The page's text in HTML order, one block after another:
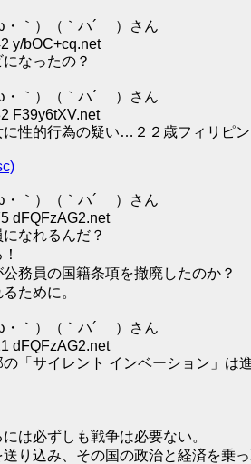
・｀）（｀ハ´ ）さん
y/bOC+cq.net
なったの？
・｀）（｀ハ´ ）さん
F39y6tXV.net
に性的行為の疑い…２２歳フィリピ
・｀）（｀ハ´ ）さん
dFQFzAG2.net
なれるんだ？
務員の国籍条項を撤廃したのか？
ために。
・｀）（｀ハ´ ）さん
dFQFzAG2.net
「サイレント インベーション」は
には必ずしも戦争は必要ない。
り込み、その国の政治と経済を乗